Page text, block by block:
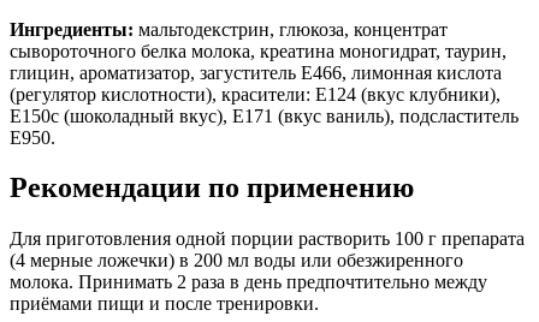
Ингредиенты: мальтодекстрин, глюкоза, концентрат
сывороточного белка молока, креатина моногидрат, таурин,
глицин, ароматизатор, загуститель Е466, лимонная кислота
(регулятор кислотности), красители: Е124 (вкус клубники),
E150c (шоколадный вкус), E171 (вкус ваниль), подсластитель
Е950.
Рекомендации по применению
Для приготовления одной порции растворить 100 г препарата
(4 мерные ложечки) в 200 мл воды или обезжиренного
молока. Принимать 2 раза в день предпочтительно между
приёмами пищи и после тренировки.